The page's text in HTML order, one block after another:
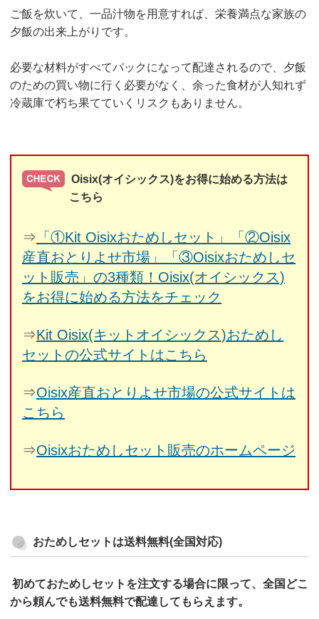
ご飯を炊いて、一品汁物を用意すれば、栄養満点な家族の
夕飯の出来上がりです。
必要な材料がすべてパックになって配達されるので、夕飯
のための買い物に行く必要がなく、余った食材が人知れず
冷蔵庫で朽ち果てていくリスクもありません。
Oisix(オイシックス)をお得に始める方法は
こちら
⇒ 「①Kit Oisixおためしセット」「②Oisix
産直おとりよせ市場」「③Oisixおためしセ
ット販売」の3種類！Oisix(オイシックス)
をお得に始める方法をチェック
⇒Kit Oisix(キットオイシックス)おためし
セットの公式サイトはこちら
⇒Oisix産直おとりよせ市場の公式サイトは
こちら
⇒Oisixおためしセット販売のホームページ
おためしセットは送料無料(全国対応)
初めておためしセットを注文する場合に限って、全国どこ
から頼んでも送料無料で配達してもらえます。